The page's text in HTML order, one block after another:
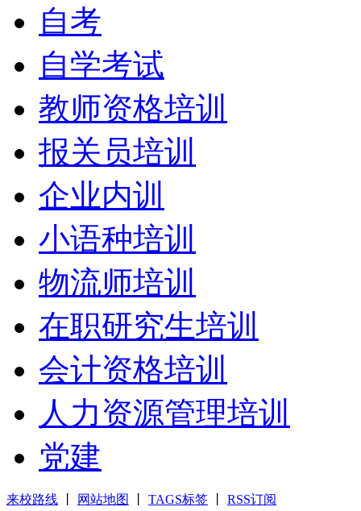
自考
自学考试
教师资格培训
报关员培训
企业内训
小语种培训
物流师培训
在职研究生培训
会计资格培训
人力资源管理培训
党建
来校路线 网站地图 TAGS标签 RSS订阅